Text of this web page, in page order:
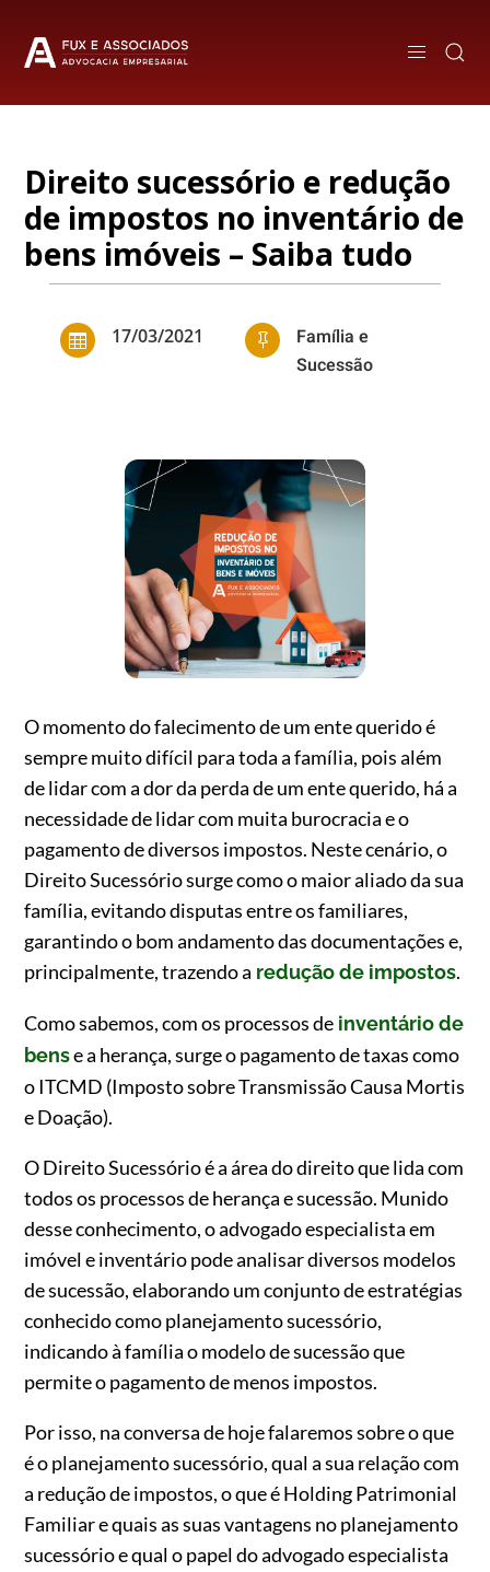
Direito sucessório e redução
de impostos no inventário de
bens imóveis – Saiba tudo
 17/03/2021 
Família e
Sucessão
O momento do falecimento de um ente querido é
sempre muito difícil para toda a família, pois além
de lidar com a dor da perda de um ente querido, há a
necessidade de lidar com muita burocracia e o
pagamento de diversos impostos. Neste cenário, o
Direito Sucessório surge como o maior aliado da sua
família, evitando disputas entre os familiares,
garantindo o bom andamento das documentações e,
principalmente, trazendo a redução de impostos.
Como sabemos, com os processos de inventário de
bense a herança, surge o pagamento de taxas como
o ITCMD (Imposto sobre Transmissão Causa Mortis
e Doação).
O Direito Sucessório é a área do direito que lida com
todos os processos de herança e sucessão. Munido
desse conhecimento, o advogado especialista em
imóvel e inventário pode analisar diversos modelos
de sucessão, elaborando um conjunto de estratégias
conhecido como planejamento sucessório,
indicando à família o modelo de sucessão que
permite o pagamento de menos impostos.
Por isso, na conversa de hoje falaremos sobre o que
é o planejamento sucessório, qual a sua relação com
a redução de impostos, o que é Holding Patrimonial
Familiar e quais as suas vantagens no planejamento
sucessório e qual o papel do advogado especialista